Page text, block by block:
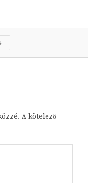
A kötelező